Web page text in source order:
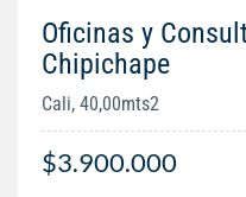
Oficinas y
Chipichape
Cali, 40,00mts2
$3.900.000